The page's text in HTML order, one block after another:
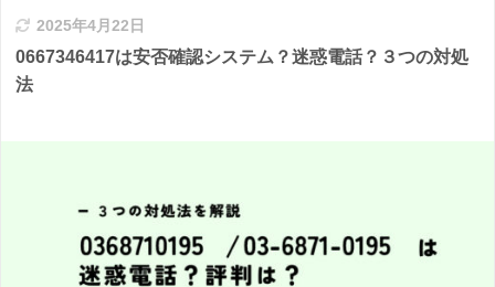
2025年4月22日
0667346417は安否確認システム？迷惑電話？３つの対処
法